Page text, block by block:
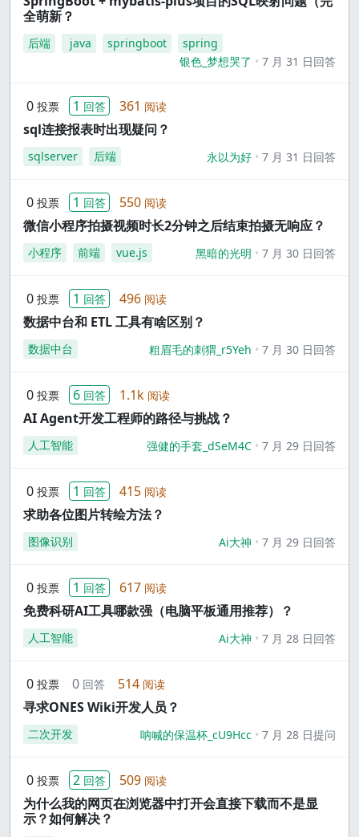
全萌新？
后端 java springboot
spring
银色_梦想哭了
7 月 31 日回答
0 投票 1 回答 361 阅读
sql连接报表时出现疑问？
sqlserver 后端 永以为好 7 月 31 日回答
0 投票 1 回答 550 阅读
微信小程序拍摄视频时长2分钟之后结束拍摄无响应？
小程序 前端 vue.js 黑暗的光明 7 月 30 日回答
0 投票 1 回答 496 阅读
数据中台和 ETL 工具有啥区别？
数据中台 粗眉毛的刺猬_r5Yeh 7 月 30 日回答
0 投票 6 回答 1.1k 阅读
AI Agent开发工程师的路径与挑战？
人工智能 强健的手套_dSeM4C 7 月 29 日回答
0 投票 1 回答 415 阅读
求助各位图片转绘方法？
图像识别 Ai大神 7 月 29 日回答
0 投票 1 回答 617 阅读
免费科研AI工具哪款强（电脑平板通用推荐）？
人工智能 Ai大神 7 月 28 日回答
0 投票 0 回答 514 阅读
寻求ONES Wiki开发人员？
二次开发 呐喊的保温杯_cU9Hcc 7 月 28 日提问
0 投票 2 回答 509 阅读
为什么我的网页在浏览器中打开会直接下载而不是显
示？如何解决？